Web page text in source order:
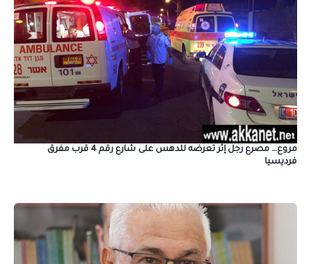
مروع… مصرع رجل إثر تعرضه للدهس على شارع رقم 4 قرب مفرق
فرديسيا